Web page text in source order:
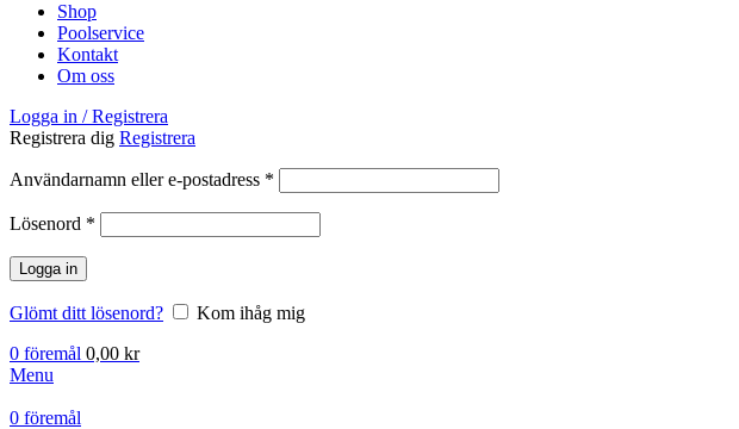
Shop
Poolservice
Kontakt
Om oss
Logga in / Registrera
Registrera dig Registrera
Användarnamn eller e-postadress *
Lösenord *
Logga in
Glömt ditt lösenord?
Kom ihåg mig
0 föremål 0,00 kr
Menu
0 föremål